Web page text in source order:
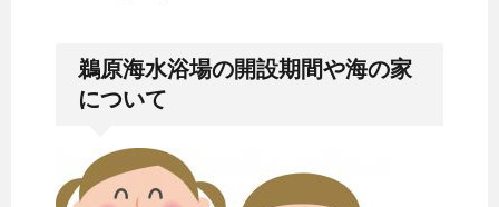
鵜原海水浴場の開設期間や海の家
について